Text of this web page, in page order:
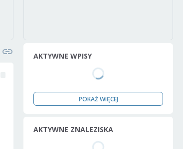
AKTYWNE WPISY
POKAŻ WIĘCEJ
AKTYWNE ZNALEZISKA